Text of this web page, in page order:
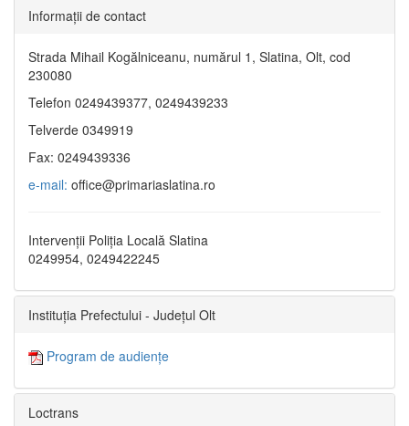
Informaţii de contact
Strada Mihail Kogălniceanu, numărul 1, Slatina, Olt, cod
230080
Telefon 0249439377, 0249439233
Telverde 0349919
Fax: 0249439336
e-mail: office@primariaslatina.ro
Intervenții Poliția Locală Slatina
0249954, 0249422245
Instituția Prefectului - Județul Olt
Program de audiențe
Loctrans